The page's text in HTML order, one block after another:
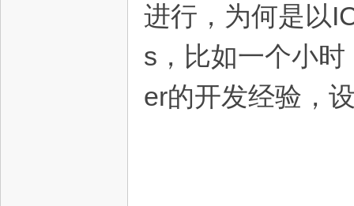
进行，为何是以
s，比如一个小
er的开发经验，